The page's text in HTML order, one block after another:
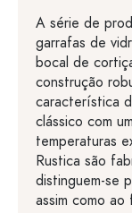
A série de
garrafas de
bocal de
construção
característica
clássico com
temperaturas
Rustica são
distinguem-se
assim como